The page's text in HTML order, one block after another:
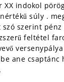
indokol
súly .
szerint
feltétel
ane